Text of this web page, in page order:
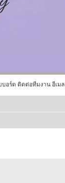
อร์ด ติดต่อทีมงาน อีเมล